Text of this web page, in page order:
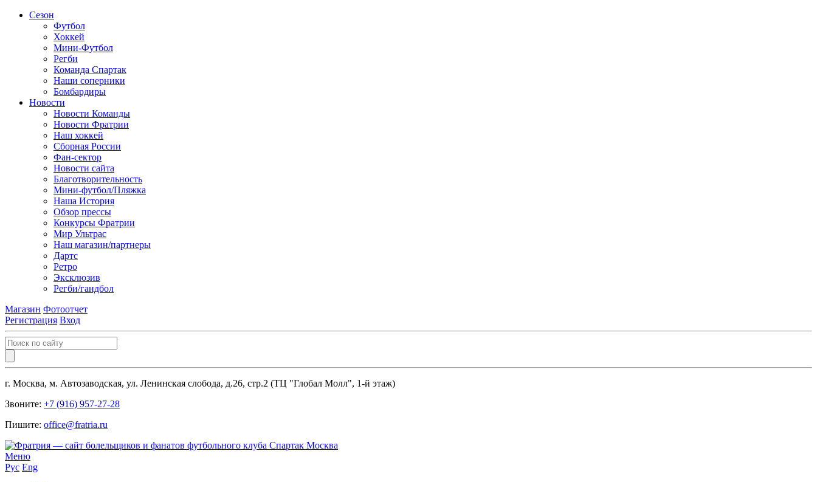
Сезон
Футбол
Хоккей
Мини-Футбол
Регби
Команда Спартак
Наши соперники
Бомбардиры
Новости
Новости Команды
Новости Фратрии
Наш хоккей
Сборная России
Фан-cектор
Новости сайта
Благотворительность
Мини-футбол/Пляжка
Наша История
Обзор прессы
Конкурсы Фратрии
Мир Ультрас
Наш магазин/партнеры
Дартс
Ретро
Эксклюзив
Регби/гандбол
Магазин Фотоотчет
Регистрация Вход
г. Москва, м. Автозаводская, ул. Ленинская слобода, д.26, стр.2 (ТЦ "Глобал Молл", 1-й этаж)
Звоните: +7 (916) 957-27-28
Пишите: office@fratria.ru
Меню
Рус Eng